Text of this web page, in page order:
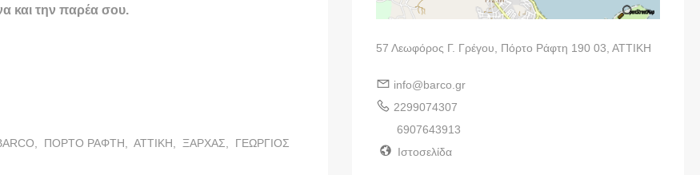
και την παρέα σου.
ΠΟΡΤΟ ΡΑΦΤΗ, ΑΤΤΙΚΗ, ΞΑΡΧΑΣ, ΓΕΩΡΓΙΟΣ
57 Λεωφόρος Γ. Γρέγου, Πόρτο Ράφτη 190 03, ΑΤΤΙΚΗ
info@barco.gr
2299074307
6907643913
Ιστοσελίδα